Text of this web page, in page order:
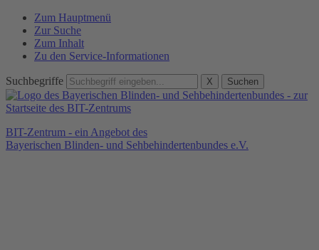
Zum Hauptmenü
Zur Suche
Zum Inhalt
Zu den Service-Informationen
Suchbegriffe X Suchen
BIT-Zentrum - ein Angebot des
Bayerischen Blinden- und Sehbehindertenbundes e.V.